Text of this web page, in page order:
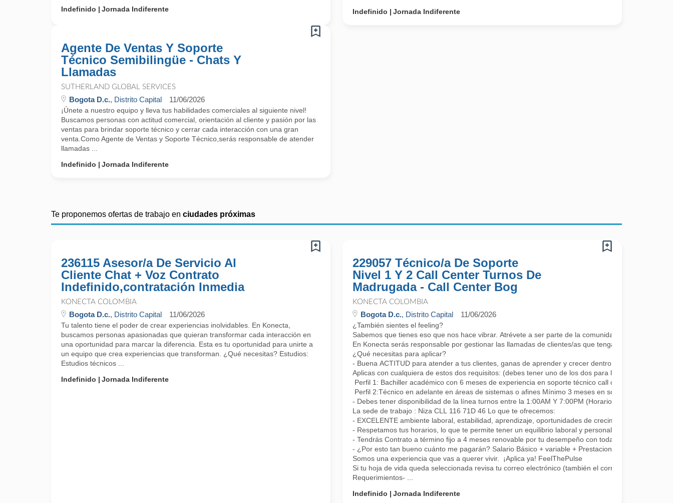
Indefinido
Jornada Indiferente
Indefinido
Jornada Indiferente
Agente De Ventas Y Soporte
Técnico Semibilingüe - Chats Y
Llamadas
SUTHERLAND GLOBAL SERVICES
Bogota D.c., Distrito Capital 11/06/2026
¡Únete a nuestro equipo y lleva tus habilidades comerciales al siguiente nivel!
Buscamos personas con actitud comercial, orientación al cliente y pasión por las
ventas para brindar soporte técnico y cerrar cada interacción con una gran
venta.Como Agente de Ventas y Soporte Técnico,serás responsable de atender
llamadas ...
Indefinido
Jornada Indiferente
Te proponemos ofertas de trabajo en ciudades próximas
236115 Asesor/a De Servicio Al
Cliente Chat + Voz Contrato
Indefinido,contratación Inmedia
KONECTA COLOMBIA
Bogota D.c., Distrito Capital 11/06/2026
Tu talento tiene el poder de crear experiencias inolvidables. En Konecta,
buscamos personas apasionadas que quieran transformar cada interacción en
una oportunidad para marcar la diferencia. Esta es tu oportunidad para unirte a
un equipo que crea experiencias que transforman. ¿Qué necesitas? Estudios:
Estudios técnicos ...
Indefinido
Jornada Indiferente
229057 Técnico/a De Soporte
Nivel 1 Y 2 Call Center Turnos De
Madrugada - Call Center Bog
KONECTA COLOMBIA
Bogota D.c., Distrito Capital 11/06/2026
¿También sientes el feeling?
Sabemos que tienes eso que nos hace vibrar. Atrévete a ser parte de la comunidad más cool; lo
En Konecta serás responsable por gestionar las llamadas de clientes/as que tengan algún
¿Qué necesitas para aplicar?
- Buena ACTITUD para atender a tus clientes, ganas de aprender y crecer dentro de la compañía
Aplicas con cualquiera de estos dos requisitos: (debes tener uno de los dos para la continuidad, se
Perfil 1: Bachiller académico con 6 meses de experiencia en soporte técnico call center.
Perfil 2:Técnico en adelante en áreas de sistemas o afines Mínimo 3 meses en soporte o áreas
- Debes tener disponibilidad de la línea turnos entre la 1:00AM Y 7:00PM (Horarios rotativos, 1 día
La sede de trabajo : Niza CLL 116 71D 46 Lo que te ofrecemos:
- EXCELENTE ambiente laboral, estabilidad, aprendizaje, oportunidades de crecimiento, tenemos
- Respetamos tus horarios, lo que te permite tener un equilibrio laboral y personal
- Tendrás Contrato a término fijo a 4 meses renovable por tu desempeño con todas las prestaciones
- ¿Por esto tan bueno cuánto me pagarán? Salario Básico + variable + Prestaciones por ley.
Somos una experiencia que vas a querer vivir. ¡Aplica ya! FeelThePulse
Si tu hoja de vida queda seleccionada revisa tu correo electrónico (también el correo no deseado)
Requerimientos- ...
Indefinido
Jornada Indiferente